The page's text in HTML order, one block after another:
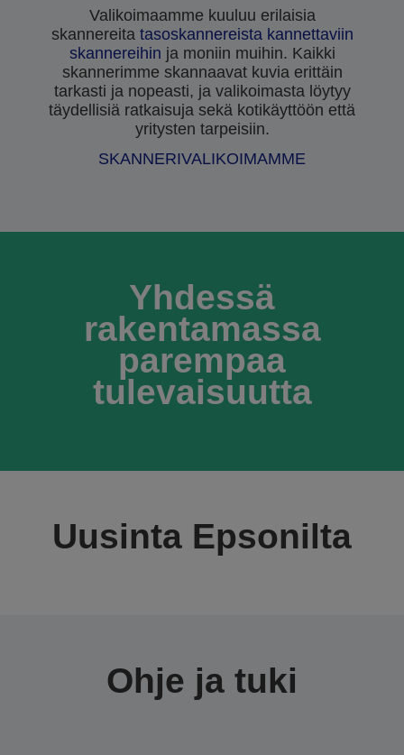
Valikoimaamme kuuluu erilaisia
skannereita tasoskannereista kannettaviin
skannereihin ja moniin muihin. Kaikki
skannerimme skannaavat kuvia erittäin
tarkasti ja nopeasti, ja valikoimasta löytyy
täydellisiä ratkaisuja sekä kotikäyttöön että
yritysten tarpeisiin.
SKANNERIVALIKOIMAMME
Yhdessä
rakentamassa
parempaa
tulevaisuutta
Uusinta Epsonilta
Ohje ja tuki